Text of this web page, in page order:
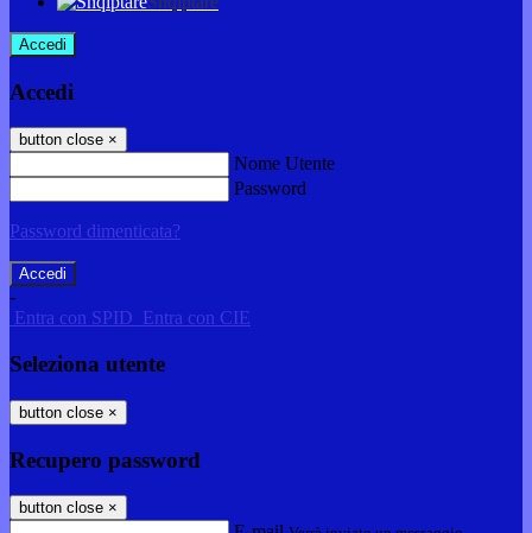
Accedi
Accedi
button close ×
Nome Utente
Password
Password dimenticata?
-
Entra con SPID Entra con CIE
Seleziona utente
button close ×
Recupero password
button close ×